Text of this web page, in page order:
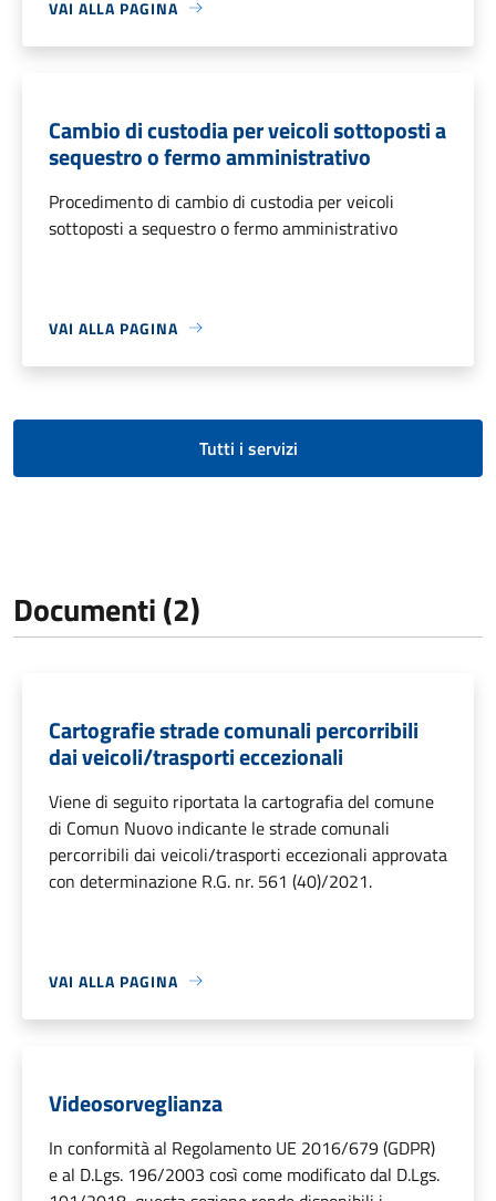
VAI ALLA PAGINA
Cambio di custodia per veicoli sottoposti a
sequestro o fermo amministrativo
Procedimento di cambio di custodia per veicoli
sottoposti a sequestro o fermo amministrativo
VAI ALLA PAGINA
Tutti i servizi
Documenti (2)
Cartografie strade comunali percorribili
dai veicoli/trasporti eccezionali
Viene di seguito riportata la cartografia del comune
di Comun Nuovo indicante le strade comunali
percorribili dai veicoli/trasporti eccezionali approvata
con determinazione R.G. nr. 561 (40)/2021.
VAI ALLA PAGINA
Videosorveglianza
In conformità al Regolamento UE 2016/679 (GDPR)
e al D.Lgs. 196/2003 così come modificato dal D.Lgs.